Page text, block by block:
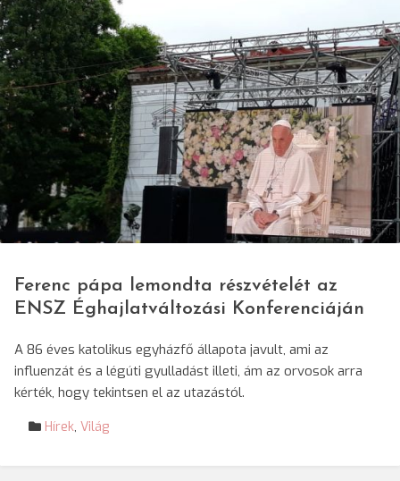
© Darvas Enikő/SRR
Ferenc pápa lemondta részvételét az
ENSZ Éghajlatváltozási Konferenciáján
A 86 éves katolikus egyházfő állapota javult, ami az
influenzát és a légúti gyulladást illeti, ám az orvosok arra
kérték, hogy tekintsen el az utazástól.
Hírek, Világ